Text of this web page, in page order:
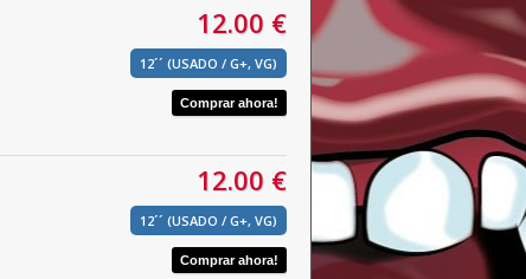
12.00 €
12´´ (USADO / G+, VG)
12.00 €
12´´ (USADO / G+, VG)